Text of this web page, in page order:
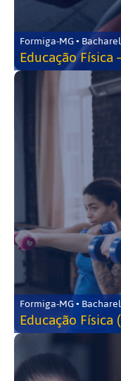
Formiga-MG •
Educação Física
Formiga-MG •
Educação